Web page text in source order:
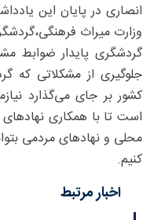
انصاری در پایان این
وزارت میراث
گردشگری پایدار ضوابط
جلوگیری از مشکلاتی که
کشور بر جای می‌گذارد
است تا با همکاری
محلی و نهادهای مردمی
کنیم.
اخبار مرتبط